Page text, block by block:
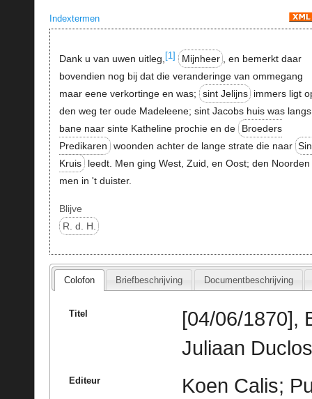
Indextermen
Dank u van uwen uitleg, [1] Mijnheer
, en bemerkt daar
bovendien nog bij dat die veranderinge van ommegang
maar eene verkortinge en was;
sint Jelijns immers ligt
den weg ter oude Madeleene; sint Jacobs huis was
bane naar sinte Katheline prochie en de
Broeders
Predikaren woonden achter de lange strate die naar
Kruis leedt. Men ging West, Zuid, en Oost; den Noorden
men in 't duister.
Blijve
R. d. H.
Colofon Briefbeschrijving Documentbeschrijving
Titel
[04/06/1870],
Juliaan
Editeur Koen Calis;